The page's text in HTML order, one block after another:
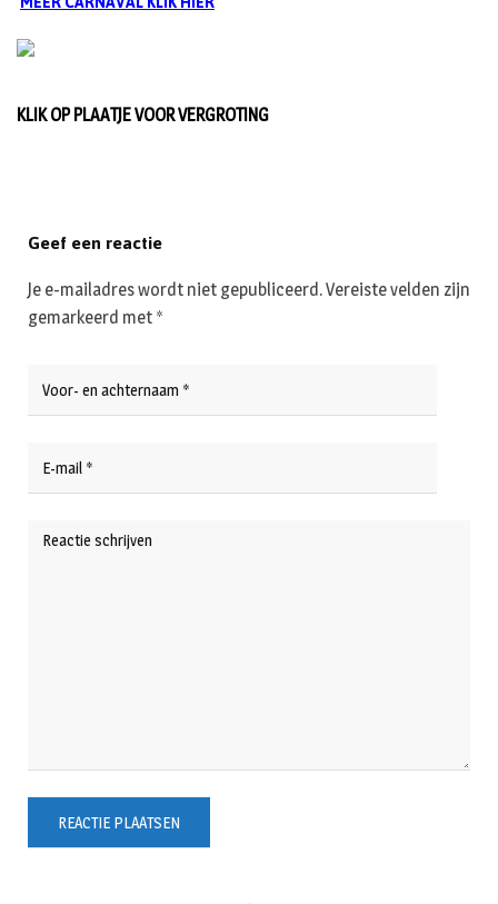
KLIK OP PLAATJE VOOR VERGROTING
Geef een reactie
Je e-mailadres wordt niet gepubliceerd.Vereiste velden zijn
gemarkeerd met *